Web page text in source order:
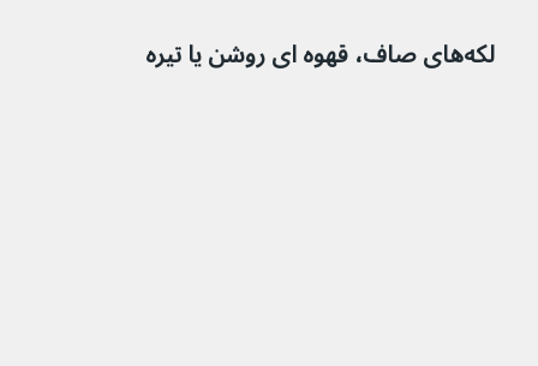
لکه‌های صاف، قهوه ای روشن یا تیره